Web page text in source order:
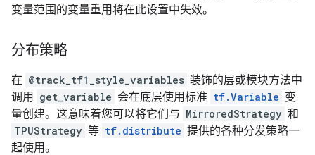
变量范围的变量重用将在此设置中失效。
分布策略
在 @track_tf1_style_variables 装饰的层或模块方法中
调用
get_variable 会在底层使用标准 tf.Variable 变
量创建。这意味着您可以将它们与 MirroredStrategy 和
TPUStrategy 等 tf.distribute 提供的各种分发策略一
起使用。